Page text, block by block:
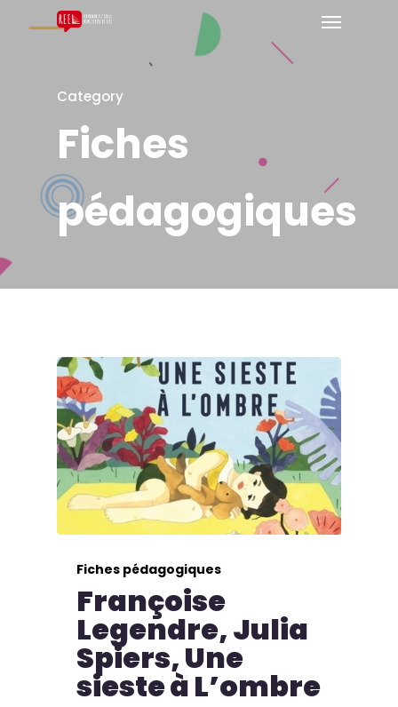
Category
Fiches
pédagogiques
Fiches pédagogiques
Françoise
Legendre, Julia
Spiers, Une
sieste à L’ombre